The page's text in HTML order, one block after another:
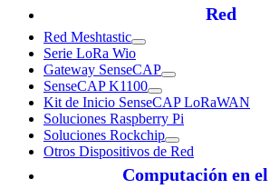
Red
Red Meshtastic
Serie LoRa Wio
Gateway SenseCAP
SenseCAP K1100
Kit de Inicio SenseCAP LoRaWAN
Soluciones Raspberry Pi
Soluciones Rockchip
Otros Dispositivos de Red
Computación en